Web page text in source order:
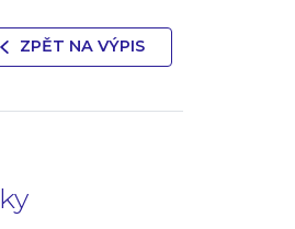
ZPĚT NA VÝPIS